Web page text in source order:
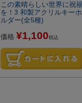
この素晴らしい世界に祝福
を！3 和製アクリルキーホ
ルダー(全5種)
価格 ¥1,100税込